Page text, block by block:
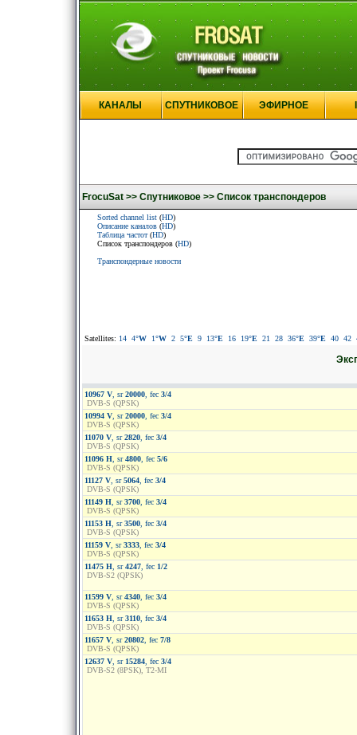
КАНАЛЫ СПУТНИКОВОЕ ЭФИРНОЕ
FrocuSat >> Спутниковое >> Список транспондеров
Sorted channel list (HD)
Описание каналов (HD)
Таблица частот(HD)
Список транспондеров (HD)
Транспондерные новости
Satellites: 14 4°W 1°W 2 5°E 9 13°E 16 19°E 21 28 36°E 39°E 40 42
10967 V , sr20000 , fec 3/4
DVB-S (QPSK)
10994 V , sr20000 , fec 3/4
DVB-S (QPSK)
11070 V , sr2820 , fec 3/4
DVB-S (QPSK)
11096 H , sr4800 , fec 5/6
DVB-S (QPSK)
11127 V , sr5064 , fec 3/4
DVB-S (QPSK)
11149 H , sr3700 , fec 3/4
DVB-S (QPSK)
11153 H , sr3500 , fec 3/4
DVB-S (QPSK)
11159 V , sr3333 , fec 3/4
DVB-S (QPSK)
11475 H , sr4247 , fec 1/2
DVB-S2 (QPSK)
11599 V , sr4340 , fec 3/4
DVB-S (QPSK)
11653 H , sr3110 , fec 3/4
DVB-S (QPSK)
11657 V , sr20802 , fec 7/8
DVB-S (QPSK)
12637 V , sr 15284 , fec 3/4
DVB-S2 (8PSK), T2-MI